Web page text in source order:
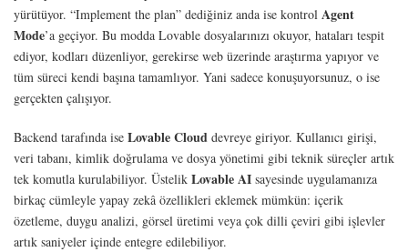
yürütüyor. “Implement the plan” dediğiniz anda ise kontrol Agent
Mode’a geçiyor. Bu modda Lovable dosyalarınızı okuyor, hataları tespit
ediyor, kodları düzenliyor, gerekirse web üzerinde araştırma yapıyor ve
tüm süreci kendi başına tamamlıyor. Yani sadece konuşuyorsunuz, o ise
gerçekten çalışıyor.
Backend tarafında ise Lovable Cloud devreye giriyor. Kullanıcı girişi,
veri tabanı, kimlik doğrulama ve dosya yönetimi gibi teknik süreçler artık
tek komutla kurulabiliyor. Üstelik Lovable AI sayesinde uygulamanıza
birkaç cümleyle yapay zekâ özellikleri eklemek mümkün: içerik
özetleme, duygu analizi, görsel üretimi veya çok dilli çeviri gibi işlevler
artık saniyeler içinde entegre edilebiliyor.